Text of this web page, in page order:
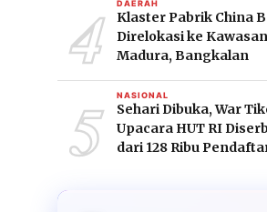
4 DAERAH
Klaster Pabrik China
Direlokasi ke
Madura, Bangkalan
5 NASIONAL
Sehari Dibuka, War
Upacara HUT RI
dari 128 Ribu